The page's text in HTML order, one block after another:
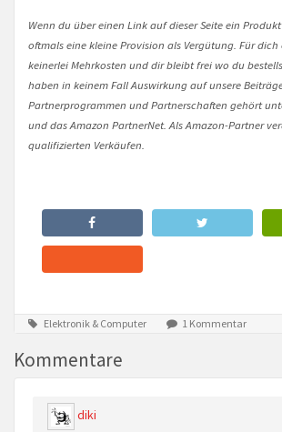
Wenn du über einen Link auf dieser Seite ein
oftmals eine kleine Provision als Vergütung. Für
keinerlei Mehrkosten und dir bleibt frei wo du
haben in keinem Fall Auswirkung auf unsere
Partnerprogrammen und Partnerschaften gehört
und das Amazon PartnerNet. Als Amazon-Partner
qualifizierten Verkäufen.
Elektronik & Computer 1 Kommentar
Kommentare
diki